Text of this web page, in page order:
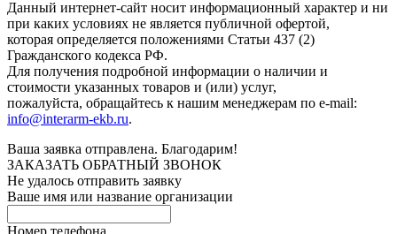
Данный интернет-сайт носит информационный характер и ни
при каких условиях не является публичной офертой,
которая определяется положениями Статьи 437 (2)
Гражданского кодекса РФ.
Для получения подробной информации о наличии и
стоимости указанных товаров и (или) услуг,
пожалуйста, обращайтесь к нашим менеджерам по e-mail:
info@interarm-ekb.ru.
Ваша заявка отправлена. Благодарим!
ЗАКАЗАТЬ ОБРАТНЫЙ ЗВОНОК
Не удалось отправить заявку
Ваше имя или название организации
Номер телефона